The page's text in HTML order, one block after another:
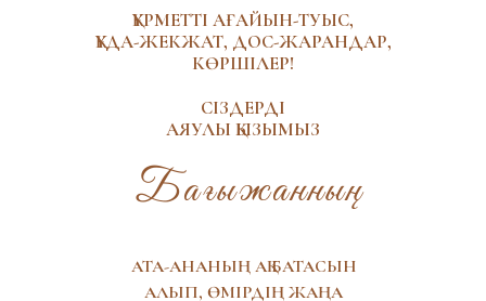
АТА-АНАНЫҢ АҚ БАТАСЫН
АЛЫП, ӨМІРДІҢ ЖАҢА
Бағыжанның
ҚҰРМЕТТІ АҒАЙЫН-ТУЫС,
ҚҰДА-ЖЕКЖАТ, ДОС-ЖАРАНДАР,
КӨРШІЛЕР!
СІЗДЕРДІ
АЯУЛЫ ҚЫЗЫМЫЗ